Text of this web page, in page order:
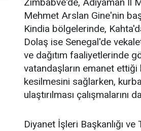
Mehmet Arslan Gine'nin
Kindia bölgelerinde,
Dolaş ise Senegal'de
ve dağıtım faaliyetlerinde
vatandaşların emanet
kesilmesini sağlarken,
ulaştırılması çalışmalarını
Diyanet İşleri Başkanlığı